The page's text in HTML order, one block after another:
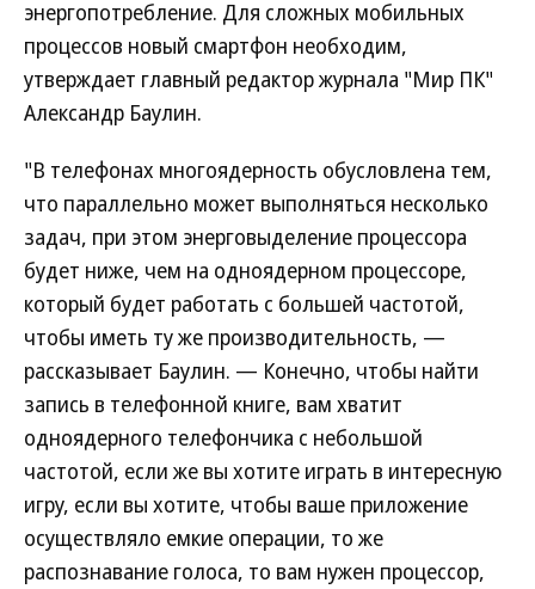
энергопотребление. Для сложных мобильных
процессов новый смартфон необходим,
утверждает главный редактор журнала "Мир ПК"
Александр Баулин.
"В телефонах многоядерность обусловлена тем,
что параллельно может выполняться несколько
задач, при этом энерговыделение процессора
будет ниже, чем на одноядерном процессоре,
который будет работать с большей частотой,
чтобы иметь ту же производительность, —
рассказывает Баулин. — Конечно, чтобы найти
запись в телефонной книге, вам хватит
одноядерного телефончика с небольшой
частотой, если же вы хотите играть в интересную
игру, если вы хотите, чтобы ваше приложение
осуществляло емкие операции, то же
распознавание голоса, то вам нужен процессор,